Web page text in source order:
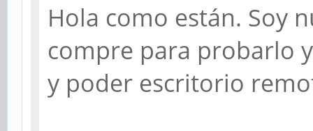
Hola como están. Soy
compre para probarlo
y poder escritorio